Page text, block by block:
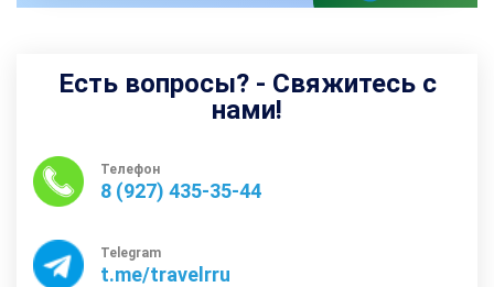
Есть вопросы? - Свяжитесь с
нами!
Телефон
8 (927) 435-35-44
Telegram
t.me/travelrru